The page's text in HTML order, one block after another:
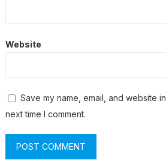
Website
Save my name, email, and website
next time I comment.